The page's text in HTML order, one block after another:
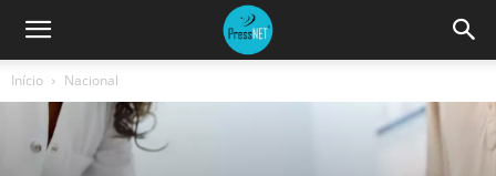
Início Nacional